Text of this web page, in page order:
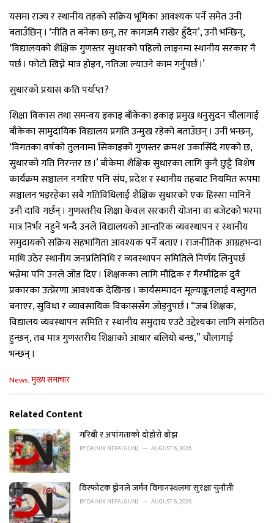
यसमा राज्य र स्थानीय तहको सक्रिय भूमिका आवश्यक पर्ने समेत उनी
बताउँछिन् । ‘नीति त बनेका छन्, तर कागजमै राखेर हुँदैन’, उनी भन्छिन्,
‘विद्यालयको शैक्षिक गुणस्तर सुधारको पहिलो लाइनमा स्थानीय सरकार नै
पर्छ । फोटो खिच्ने मात्र होइन, नतिजा ल्याउने काम गर्नुपर्छ ।’
सुधारको प्रयास कति पर्याप्त ?
शिक्षा विकास तथा समन्वय इकाइ बाँकेका इकाइ प्रमुख धनुसुदन चौलागाई
बाँकेका सामुदायिक विद्यालय प्रगति उन्मुख रहेको बताउँछन् । उनी भन्छन्,
‘विगतका वर्षको तुलनामा सिकाइको गुणस्तर क्रमशः उकासिँदै गएको छ,
सुधारको गति निरन्तर छ ।’ बाँकेमा शैक्षिक सुधारका लागि कुनै छुट्टै विशेष
कार्यक्रम सञ्चालन नगरिए पनि संघ, प्रदेश र स्थानीय तहबाट नियमित रूपमा
सञ्चालन भइरहेका सबै गतिविधिलाई शैक्षिक सुधारको एक हिस्सा मानिने
उनी दावि गर्छन् । गुणस्तरीय शिक्षा केवल सरकारी योजना वा बजेटको भरमा
मात्र निर्भर नहुने भन्दै उनले विद्यालयको आन्तरिक व्यवस्थापन र स्थानीय
समुदायको सक्रिय सहभागिता आवश्यक पर्ने बताए । राजनीतिक आग्रहभन्दा
माथि उठेर स्थानीय जनप्रतिनिधि र व्यवस्थापन समितिले निर्णय लिनुपर्छ
भन्नेमा पनि उनले जोड दिए । शिक्षकका लागि मौद्रिक र गैरमौद्रिक दुवै
प्रकारका उत्प्रेरणा आवश्यक देखिन्छ । कार्यसम्पादन मूल्याङ्कनलाई वस्तुगत
बनाएर, सुविधा र व्यावसायिक विकाससँग जोड्नुपर्छ । “जब शिक्षक,
विद्यालय व्यवस्थापन समिति र स्थानीय समुदाय एउटै उद्देश्यका लागि संगठित
हुन्छन्, तब मात्र गुणस्तरीय शिक्षाको आधार बलियो बन्छ,” चौलागाई
भन्छन् ।
C
e
o
r
i
e
:
News,मुख्य समाचार
Related Content
गरिबी र अपांगताको दोहोरो बोझ
BYDAINIK NEPALGUNJ AUGUST 6, 2026
विस्फोटक ड्रोनले जर्मन विमानस्थलमा सुरक्षा चुनौती
BYDAINIK NEPALGUNJ AUGUST 6, 2026